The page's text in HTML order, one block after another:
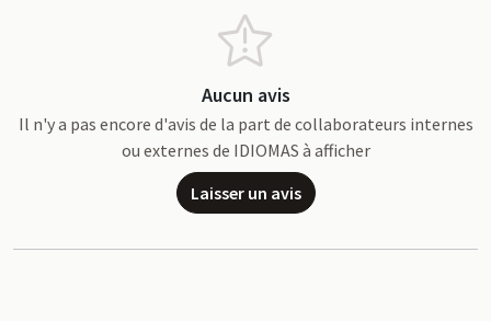
Aucun avis
Il n'y a pas encore d'avis de la part de collaborateurs internes
ou externes de IDIOMAS à afficher
Laisser un avis